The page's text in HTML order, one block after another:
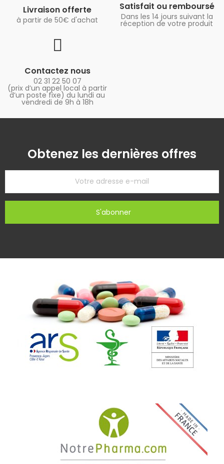
Livraison offerte
à partir de 50€ d'achat
Satisfait ou remboursé
Dans les 14 jours suivant la
réception de votre produit
Contactez nous
02 31 22 50 07
(prix d’un appel local à partir
d’un poste fixe) du lundi au
vendredi de 9h à 18h
Obtenez les dernières offres
S'abonner